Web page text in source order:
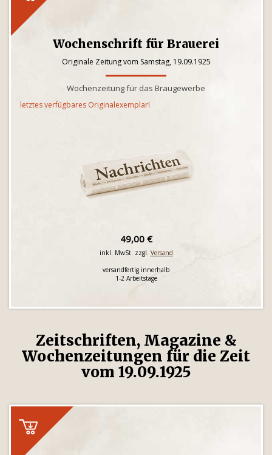
Wochenschrift für Brauerei
Originale Zeitung vom Samstag, 19.09.1925
Wochenzeitung für das Braugewerbe
letztes verfügbares Originalexemplar!
49,00 €
inkl. MwSt. zzgl. Versand
versandfertig innerhalb
1-2 Arbeitstage
Zeitschriften, Magazine &
Wochenzeitungen für die Zeit
vom 19.09.1925